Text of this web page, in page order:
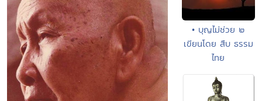
• บุญไม่ช่วย ๒
เขียนโดย สืบ ธรรม
ไทย